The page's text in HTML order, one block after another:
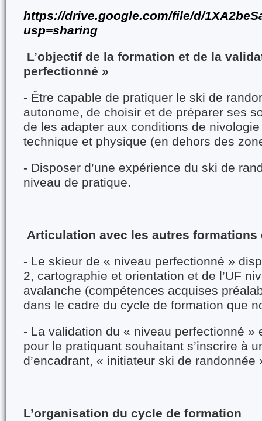
https://drive.google.com/file/d/
usp=sharing
L’objectif de la formation et de la
perfectionné »
- Être capable de pratiquer le ski de
autonome, de choisir et de préparer ses
de les adapter aux conditions de
technique et physique (en dehors des
- Disposer d’une expérience du ski de
niveau de pratique.
Articulation avec les autres formations
- Le skieur de « niveau perfectionné »
2, cartographie et orientation et de l’UF
avalanche (compétences acquises
dans le cadre du cycle de formation que
- La validation du « niveau perfectionné »
pour le pratiquant souhaitant s’inscrire à
d’encadrant, « initiateur ski de randonnée
L’organisation du cycle de formation